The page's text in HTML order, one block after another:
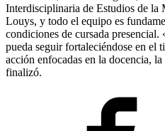
Interdisciplinaria de Estudios de
Louys, y todo el equipo es
condiciones de cursada presencial.
pueda seguir fortaleciéndose en el
acción enfocadas en la docencia,
finalizó.